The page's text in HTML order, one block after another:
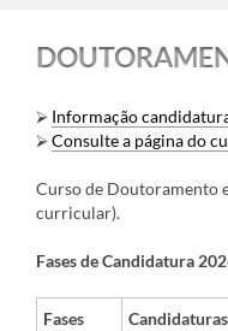
⮚ Informação
⮚Consulte a página do
Curso de Doutoramento
curricular)​.​​
Fases de Candidatura
Fases Candidaturas